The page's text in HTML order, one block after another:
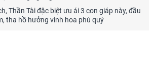
Thần Tài đặc biệt ưu ái 3 con giáp này, đầu
tha hồ hưởng vinh hoa phú quý